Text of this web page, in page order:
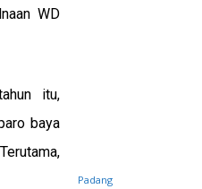
WD
itu,
baya
Padang